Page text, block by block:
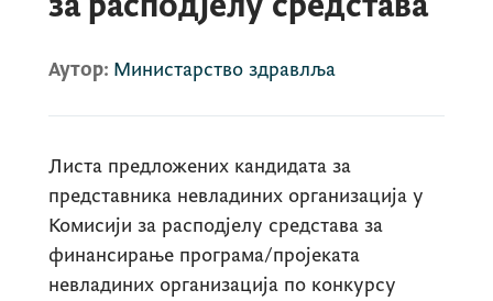
Аутор: Министарство здравлља
Листа предложених кандидата за
представника невладиних организација у
Комисији за расподјелу средстава за
финансирање програма/пројеката
невладиних организација по конкурсу